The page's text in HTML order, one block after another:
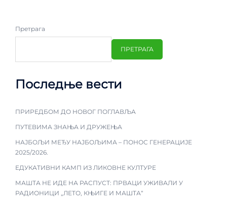
Претрага
ПРЕТРАГА
Последње вести
ПРИРЕДБОМ ДО НОВОГ ПОГЛАВЉА
ПУТЕВИМА ЗНАЊА И ДРУЖЕЊА
НАЈБОЉИ МЕЂУ НАЈБОЉИМА – ПОНОС ГЕНЕРАЦИЈЕ
2025/2026.
ЕДУКАТИВНИ КАМП ИЗ ЛИКОВНЕ КУЛТУРЕ
МАШТА НЕ ИДЕ НА РАСПУСТ: ПРВАЦИ УЖИВАЛИ У
РАДИОНИЦИ „ЛЕТО, КЊИГЕ И МАШТА“